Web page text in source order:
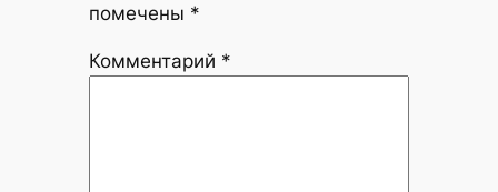
помечены *
Комментарий *